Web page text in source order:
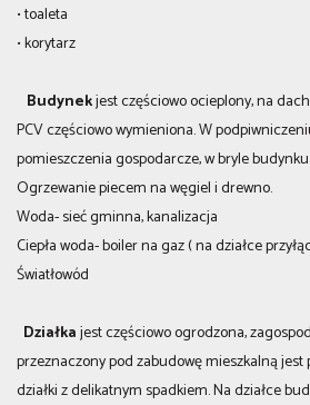
• toaleta
• korytarz
Budynekjest częściowo ocieplony, na
PCV częściowo wymieniona. W
pomieszczenia gospodarcze, w bryle
Ogrzewanie piecem na węgiel i drewno.
Woda- sieć gminna, kanalizacja
Ciepła woda- boiler na gaz ( na działce
Światłowód
Działkajest częściowo ogrodzona,
przeznaczony pod zabudowę mieszkalną jest
działki z delikatnym spadkiem. Na działce